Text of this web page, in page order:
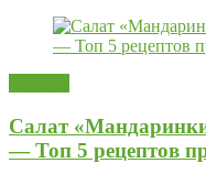
Салат
— Топ 5 рецептов